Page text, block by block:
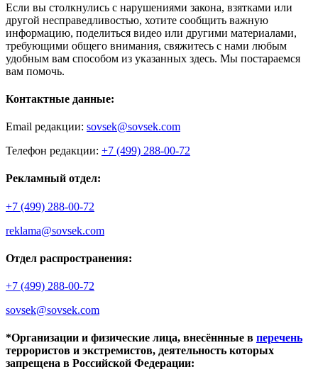
Если вы столкнулись с нарушениями закона, взятками или
другой несправедливостью, хотите сообщить важную
информацию, поделиться видео или другими материалами,
требующими общего внимания, свяжитесь с нами любым
удобным вам способом из указанных здесь. Мы постараемся
вам помочь.
Контактные данные:
Email редакции: sovsek@sovsek.com
Телефон редакции: +7 (499) 288-00-72
Рекламный отдел:
+7 (499) 288-00-72
reklama@sovsek.com
Отдел распространения:
+7 (499) 288-00-72
sovsek@sovsek.com
*Организации и физические лица, внесённные в перечень
террористов и экстремистов, деятельность которых
запрещена в Российской Федерации: